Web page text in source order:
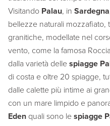
Visitando Palau, in Sardegna
bellezze naturali
granitiche, modellate nel
vento, come la famosa
dalla varietà dellespiagge
di costa e oltre 20 spiagge,
dalle calette più intime ai
con un mare limpido e
Eden quali sono lespiagge